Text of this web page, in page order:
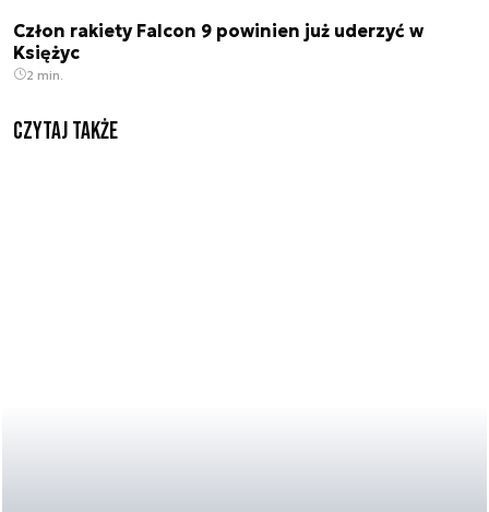
Człon rakiety Falcon 9 powinien już uderzyć w
Księżyc
2 min.
Czytaj także